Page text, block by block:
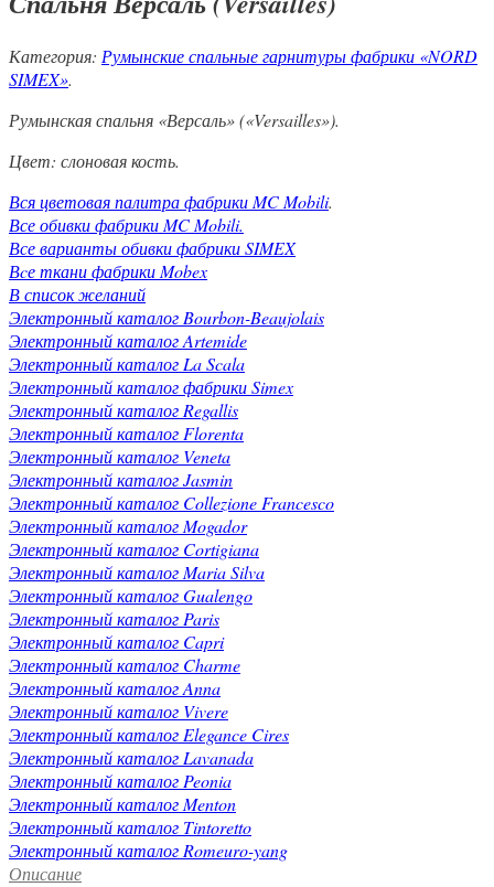
Категория: Румынские спальные гарнитуры фабрики «NORD
SIMEX».
Румынская спальня «Версаль» («Versailles»).
Цвет: слоновая кость.
Вся цветовая палитра фабрики MC Mobili.
Все обивки фабрики MC Mobili.
Все варианты обивки фабрики SIMEX
Вcе ткани фабрики Mobex
В список желаний
Электронный каталог Bourbon-Beaujolais
Электронный каталог Artemide
Электронный каталог La Scala
Электронный каталог фабрики Simex
Электронный каталог Regallis
Электронный каталог Florenta
Электронный каталог Veneta
Электронный каталог Jasmin
Электронный каталог Collezione Francesco
Электронный каталог Mogador
Электронный каталог Cortigiana
Электронный каталог Maria Silva
Электронный каталог Gualengo
Электронный каталог Paris
Электронный каталог Capri
Электронный каталог Charme
Электронный каталог Anna
Электронный каталог Vivere
Электронный каталог Elegance Cires
Электронный каталог Lavanada
Электронный каталог Peonia
Электронный каталог Menton
Электронный каталог Tintoretto
Электронный каталог Romeuro-yang
Описание